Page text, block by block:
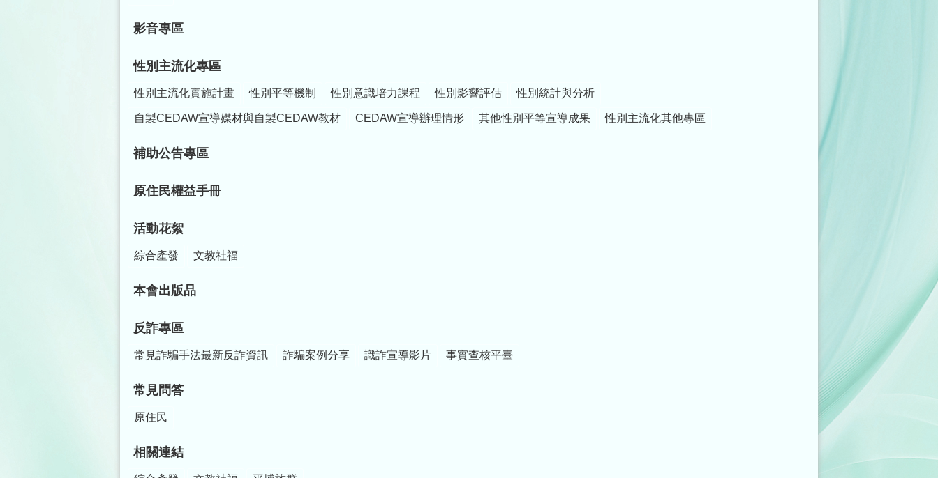
影音專區
性別主流化專區
性別主流化實施計畫 性別平等機制 性別意識培力課程 性別影響評估 性別統計與分析
自製CEDAW宣導媒材與自製CEDAW教材 CEDAW宣導辦理情形 其他性別平等宣導成果 性別主流化其他專區
補助公告專區
原住民權益手冊
活動花絮
綜合產發 文教社福
本會出版品
反詐專區
常見詐騙手法最新反詐資訊 詐騙案例分享 識詐宣導影片 事實查核平臺
常見問答
原住民
相關連結